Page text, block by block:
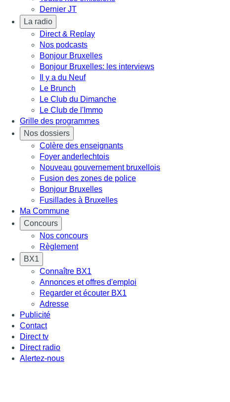
Dernier JT
La radio
Direct & Replay
Nos podcasts
Bonjour Bruxelles
Bonjour Bruxelles: les interviews
Il y a du Neuf
Le Brunch
Le Club du Dimanche
Le Club de l'Immo
Grille des programmes
Nos dossiers
Colère des enseignants
Foyer anderlechtois
Nouveau gouvernement bruxellois
Fusion des zones de police
Bonjour Bruxelles
Fusillades à Bruxelles
Ma Commune
Concours
Nos concours
Règlement
BX1
Connaître BX1
Annonces et offres d'emploi
Regarder et écouter BX1
Adresse
Publicité
Contact
Direct tv
Direct radio
Alertez-nous